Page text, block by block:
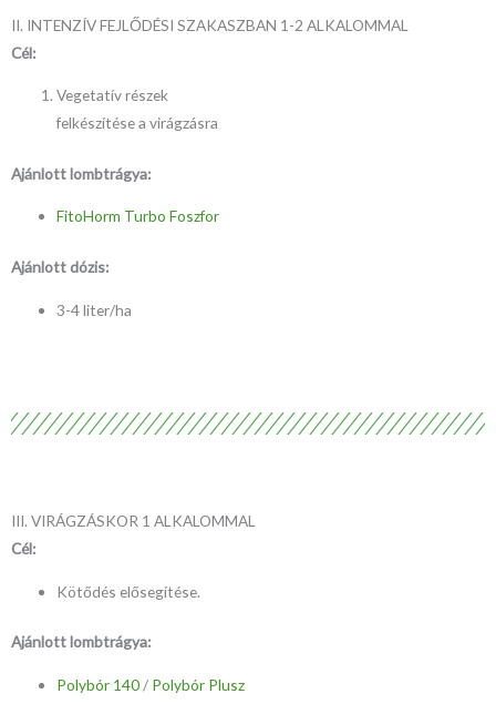
II. INTENZÍV FEJLŐDÉSI SZAKASZBAN 1-2 ALKALOMMAL
Cél:
Vegetatív részek
felkészítése a virágzásra
Ajánlott lombtrágya:
FitoHorm Turbo Foszfor
Ajánlott dózis:
3-4 liter/ha
III. VIRÁGZÁSKOR 1 ALKALOMMAL
Cél:
Kötődés elősegítése.
Ajánlott lombtrágya:
Polybór 140/ Polybór Plusz